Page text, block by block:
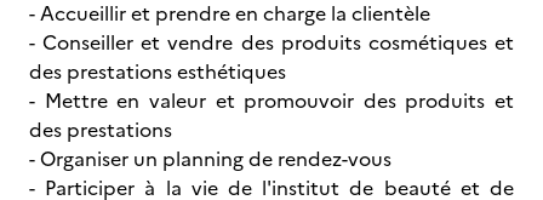
- Accueillir et prendre en charge la clientèle
- Conseiller et vendre des produits cosmétiques et
des prestations esthétiques
- Mettre en valeur et promouvoir des produits et
des prestations
- Organiser un planning de rendez-vous
- Participer à la vie de l'institut de beauté et de